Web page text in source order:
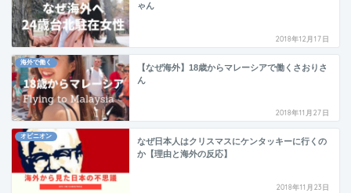
ゃん
2018年12月17日
海外で働く
【なぜ海外】18歳からマレーシアで働くさおりさ
ん
2018年11月27日
オピニオン
なぜ日本人はクリスマスにケンタッキーに行くの
か【理由と海外の反応】
2018年11月23日